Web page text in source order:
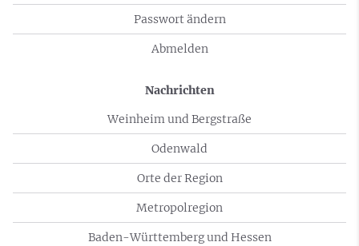
Passwort ändern
Abmelden
Nachrichten
Weinheim und Bergstraße
Odenwald
Orte der Region
Metropolregion
Baden-Württemberg und Hessen